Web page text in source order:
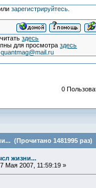
зарегистрируйтесь.
здесь
для просмотраздесь
quantmag@mail.ru
0
(Прочитано 1481995 раз)
жизни...
Мая 2007, 11:59:19 »